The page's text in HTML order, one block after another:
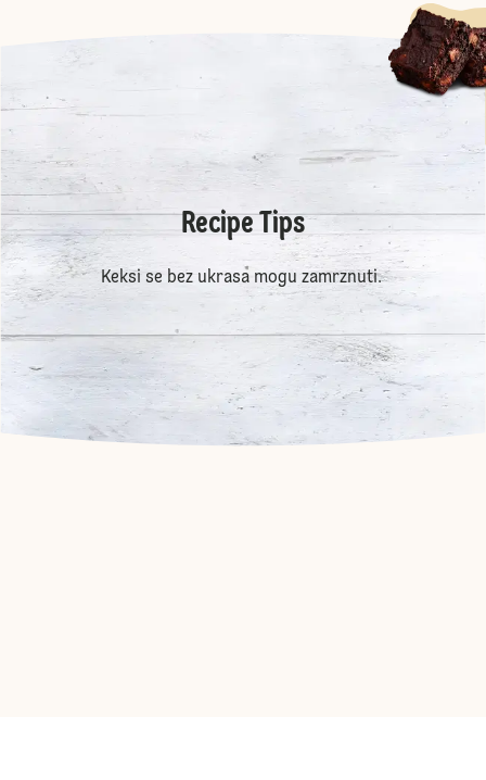
Recipe Tips
Keksi se bez ukrasa mogu zamrznuti.